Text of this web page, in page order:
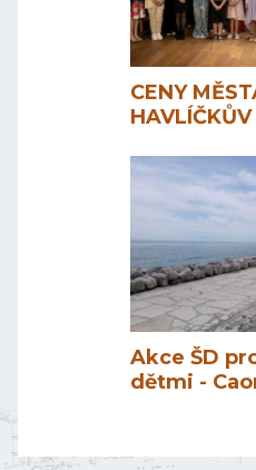
CENY
Akce ŠD
dětmi -